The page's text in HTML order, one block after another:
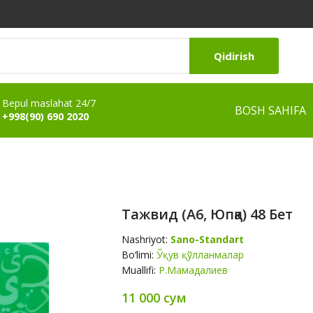
Qidirish
Bepul maslahat 24/7
+998(90) 690 2020
BOSH SAHIFA
Тажвид (А6, Юпқа) 48 Бет
Nashriyot: Sano-Standart
Bo‘limi: Ўқув қўлланмалар
Muallifi: Р.Мамадалиев
11 000 сум